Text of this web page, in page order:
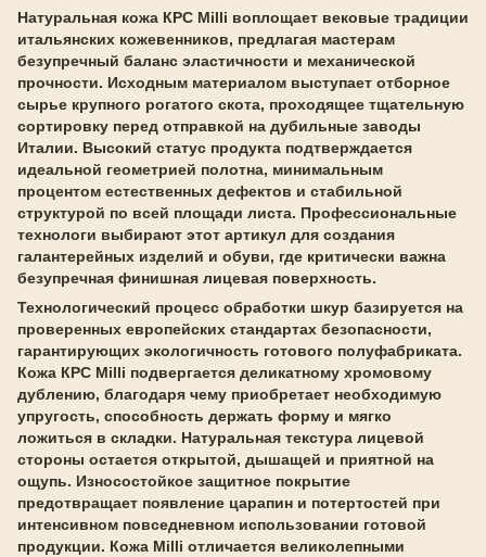
Натуральная кожа КРС Milli воплощает вековые традиции
итальянских кожевенников, предлагая мастерам
безупречный баланс эластичности и механической
прочности. Исходным материалом выступает отборное
сырье крупного рогатого скота, проходящее тщательную
сортировку перед отправкой на дубильные заводы
Италии. Высокий статус продукта подтверждается
идеальной геометрией полотна, минимальным
процентом естественных дефектов и стабильной
структурой по всей площади листа. Профессиональные
технологи выбирают этот артикул для создания
галантерейных изделий и обуви, где критически важна
безупречная финишная лицевая поверхность.
Технологический процесс обработки шкур базируется на
проверенных европейских стандартах безопасности,
гарантирующих экологичность готового полуфабриката.
Кожа КРС Milli подвергается деликатному хромовому
дублению, благодаря чему приобретает необходимую
упругость, способность держать форму и мягко
ложиться в складки. Натуральная текстура лицевой
стороны остается открытой, дышащей и приятной на
ощупь. Износостойкое защитное покрытие
предотвращает появление царапин и потертостей при
интенсивном повседневном использовании готовой
продукции. Кожа Milli отличается великолепными